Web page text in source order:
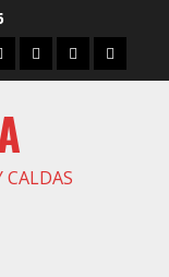
ConarteCrónicas